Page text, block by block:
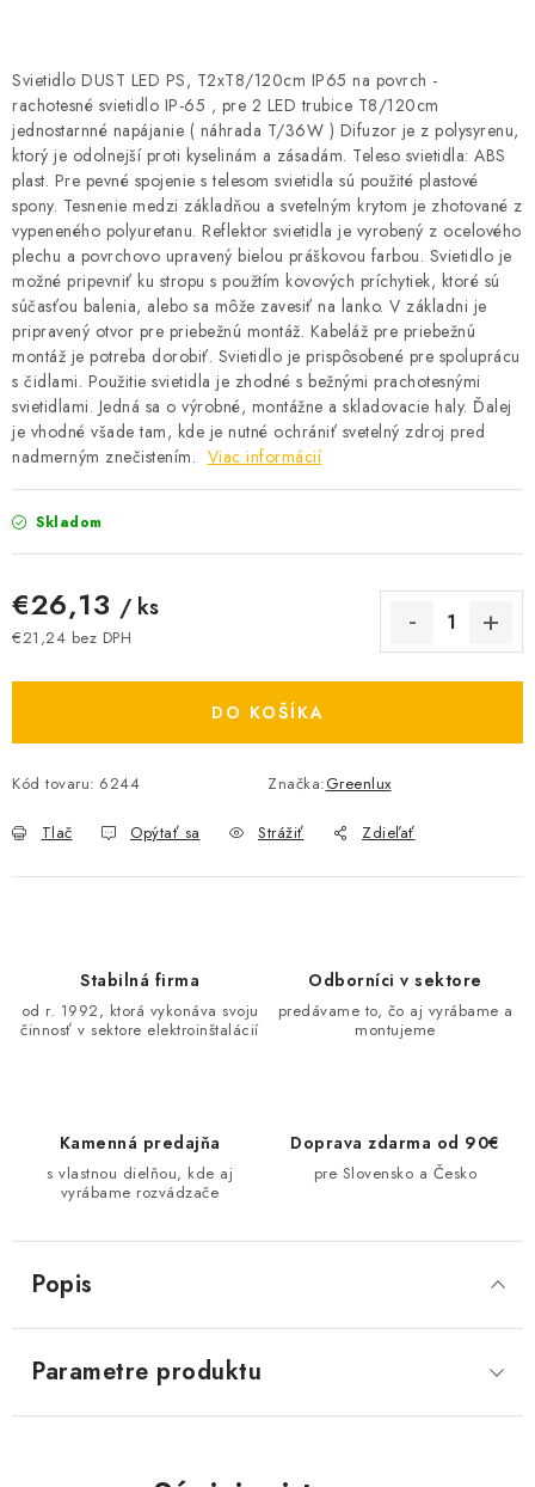
OBCHOD
O NÁS
KARIÉRA
SVIETIDLÁ A SVETELNÉ ZDROJE
ÚLOŽNÝ MATERIÁL
ZÁSUVKY A VYPÍNAČE
DOMÁCNOSŤ
ELEKTROMEROVÉ ROZVÁDZAČE
Obchodné podmienky
Ochrana osobných údajov
Svietidlo DUST LED PS, T2xT8/120cm IP65 na povrch -
rachotesné svietidlo IP-65 , pre 2 LED trubice T8/120cm
jednostarnné napájanie ( náhrada T/36W ) Difuzor je z polysyrenu,
ktorý je odolnejší proti kyselinám a zásadám. Teleso svietidla: ABS
plast. Pre pevné spojenie s telesom svietidla sú použité plastové
spony. Tesnenie medzi základňou a svetelným krytom je zhotované z
vypeneného polyuretanu. Reflektor svietidla je vyrobený z ocelového
plechu a povrchovo upravený bielou práškovou farbou. Svietidlo je
možné pripevniť ku stropu s použtím kovových príchytiek, ktoré sú
súčasťou balenia, alebo sa môže zavesiť na lanko. V základni je
pripravený otvor pre priebežnú montáž. Kabeláž pre priebežnú
montáž je potreba dorobiť. Svietidlo je prispôsobené pre spoluprácu
s čidlami. Použitie svietidla je zhodné s bežnými prachotesnými
svietidlami. Jedná sa o výrobné, montážne a skladovacie haly. Ďalej
je vhodné všade tam, kde je nutné ochrániť svetelný zdroj pred
nadmerným znečistením. Viac informácií
Skladom
€26,13 / ks
€21,24 bez DPH
DO KOŠÍKA
Kód tovaru: 6244 Značka:Greenlux
Tlač Opýtať sa Strážiť Zdieľať
Stabilná firma
od r. 1992, ktorá vykonáva svoju
činnosť v sektore elektroinštalácií
Odborníci v sektore
predávame to, čo aj vyrábame a
montujeme
Kamenná predajňa
s vlastnou dielňou, kde aj
vyrábame rozvádzače
Doprava zdarma od 90€
pre Slovensko a Česko
Popis
Parametre produktu